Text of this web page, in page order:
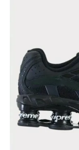
Supreme シュプ
リーム 22SS
Nike Shox
Ride 2 ナイキ シ
ョックスライド2 ス
¥96,980 (税込)